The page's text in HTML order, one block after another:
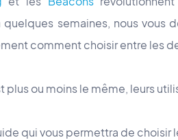
quelques semaines, nous
comment choisir entre les
plus ou moins le même, leurs
qui vous permettra de choisir